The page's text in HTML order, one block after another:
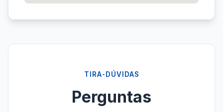
TIRA-DÚVIDAS
Perguntas